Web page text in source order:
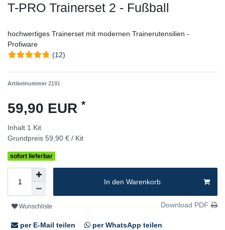
T-PRO Trainerset 2 - Fußball
hochwertiges Trainerset mit modernen Trainerutensilien -
Profiware
(12)
Artikelnummer 2191
59,90 EUR *
Inhalt 1 Kit
Grundpreis 59,90 € / Kit
sofort lieferbar
In den Warenkorb
Wunschliste Download PDF
per E-Mail teilen per WhatsApp teilen